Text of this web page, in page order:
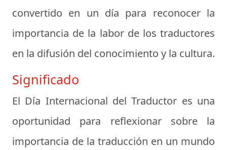
convertido en un día para reconocer la
importancia de la labor de los traductores
en la difusión del conocimiento y la cultura.
Significado
El Día Internacional del Traductor es una
oportunidad para reflexionar sobre la
importancia de la traducción en un mundo